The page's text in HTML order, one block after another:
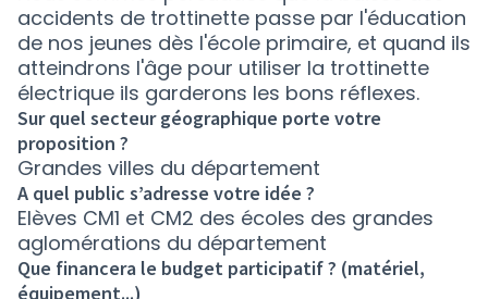
accidents de trottinette passe par l'éducation
de nos jeunes dès l'école primaire, et quand ils
atteindrons l'âge pour utiliser la trottinette
électrique ils garderons les bons réflexes.
Sur quel secteur géographique porte votre
proposition ?
Grandes villes du département
A quel public s’adresse votre idée ?
Elèves CM1 et CM2 des écoles des grandes
aglomérations du département
Que financera le budget participatif ? (matériel,
équipement...)